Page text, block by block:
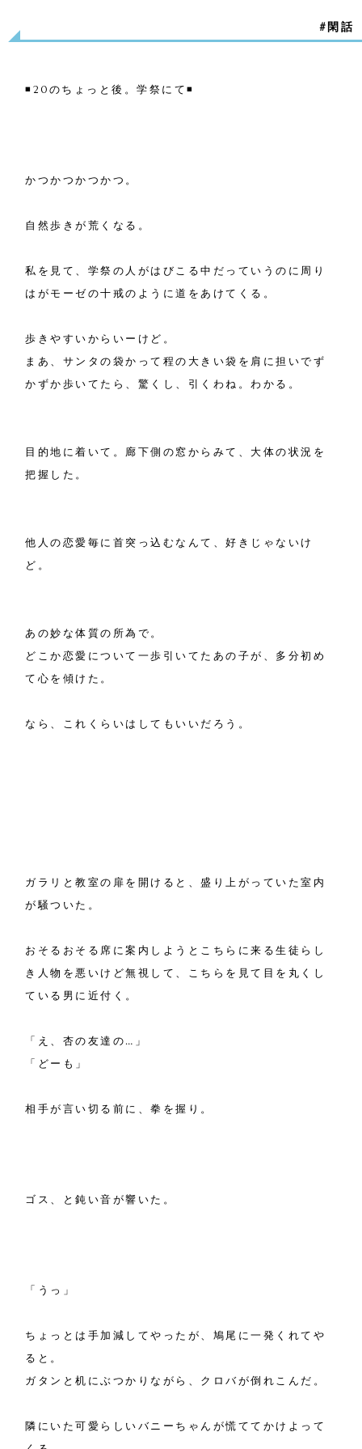
#閑話
◾️20のちょっと後。学祭にて◾️
かつかつかつかつ。
自然歩きが荒くなる。
私を見て、学祭の人がはびこる中だっていうのに周り
はがモーゼの十戒のように道をあけてくる。
歩きやすいからいーけど。
まあ、サンタの袋かって程の大きい袋を肩に担いでず
かずか歩いてたら、驚くし、引くわね。わかる。
目的地に着いて。廊下側の窓からみて、大体の状況を
把握した。
他人の恋愛毎に首突っ込むなんて、好きじゃないけ
ど。
あの妙な体質の所為で。
どこか恋愛について一歩引いてたあの子が、多分初め
て心を傾けた。
なら、これくらいはしてもいいだろう。
ガラリと教室の扉を開けると、盛り上がっていた室内
が騒ついた。
おそるおそる席に案内しようとこちらに来る生徒らし
き人物を悪いけど無視して、こちらを見て目を丸くし
ている男に近付く。
「え、杏の友達の…」
「どーも」
相手が言い切る前に、拳を握り。
ゴス、と鈍い音が響いた。
「うっ」
ちょっとは手加減してやったが、鳩尾に一発くれてや
ると。
ガタンと机にぶつかりながら、クロバが倒れこんだ。
隣にいた可愛らしいバニーちゃんが慌ててかけよって